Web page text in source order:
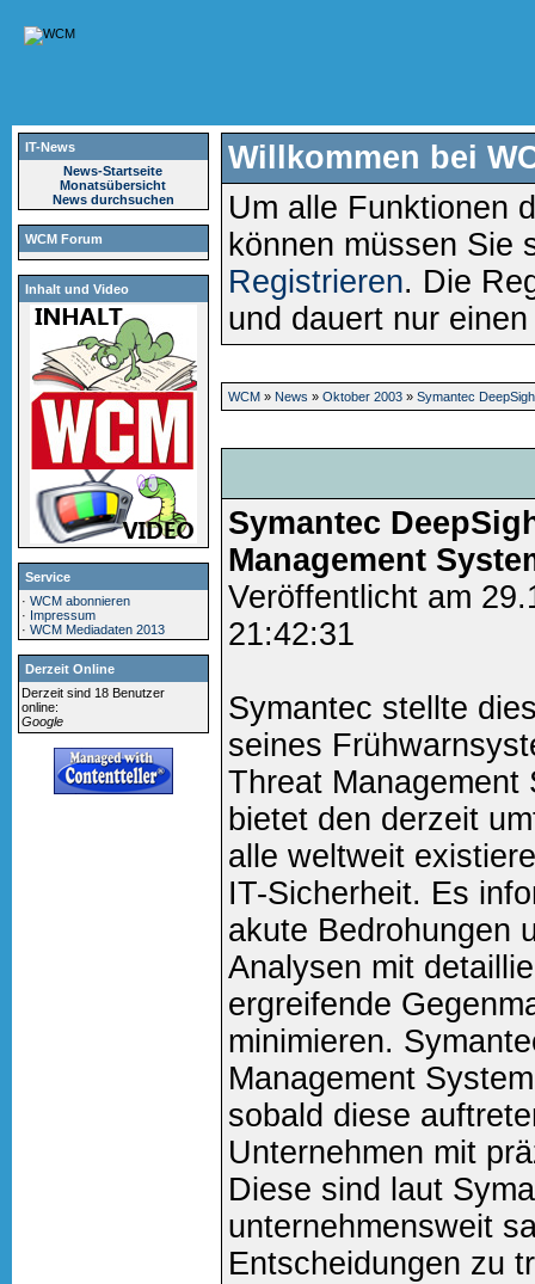
IT-News
News-Startseite
Monatsübersicht
News durchsuchen
WCM Forum
Inhalt und Video
Service
·WCM abonnieren
· Impressum
·WCM Mediadaten 2013
Derzeit Online
Derzeit sind 18 Benutzer
online:
Google
Willkommen bei
Um alle Funktionen
können müssen Sie
Registrieren. Die
und dauert nur
WCM» News » Oktober 2003» Symantec
Symantec
Management
Veröffentlicht am
21:42:31
Symantec stellte
seines
Threat Management
bietet den derzeit
alle weltweit
IT-Sicherheit. Es
akute Bedrohungen
Analysen mit
ergreifende
minimieren.
Management
sobald diese
Unternehmen mit
Diese sind laut
unternehmensweit
Entscheidungen zu